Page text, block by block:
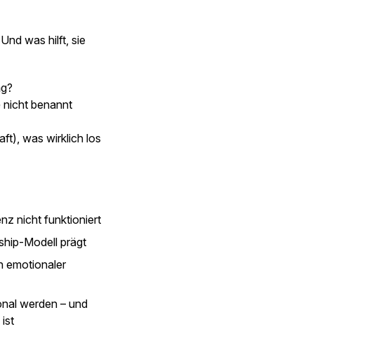
was hilft, sie
nicht benannt
was wirklich los
nicht funktioniert
Modell prägt
emotionaler
werden – und
ist